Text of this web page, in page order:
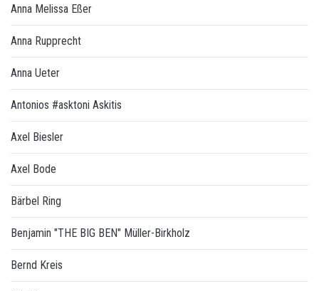
Anna Melissa Eßer
Anna Rupprecht
Anna Ueter
Antonios #asktoni Askitis
Axel Biesler
Axel Bode
Bärbel Ring
Benjamin "THE BIG BEN" Müller-Birkholz
Bernd Kreis